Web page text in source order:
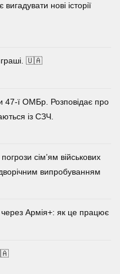
нові історії
🇺🇦
47-ї ОМБр. Розповідає про
із СЗЧ.
сім’ям військових
випробуванням
Армія+: як це працює